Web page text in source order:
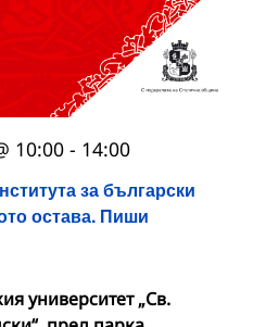
за български
остава. Пиши
10:00 - 14:00
университет „Св.